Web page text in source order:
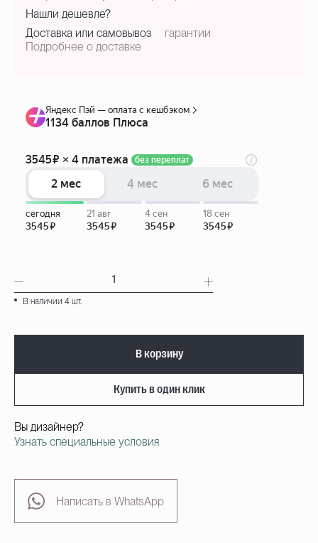
В наличии 4 шт.
В корзину
Купить в один клик
Вы дизайнер?
Узнать специальные условия
Написать в WhatsApp
Нашли дешевле?
Доставка или самовывоз
Подробнее о доставке
гарантии